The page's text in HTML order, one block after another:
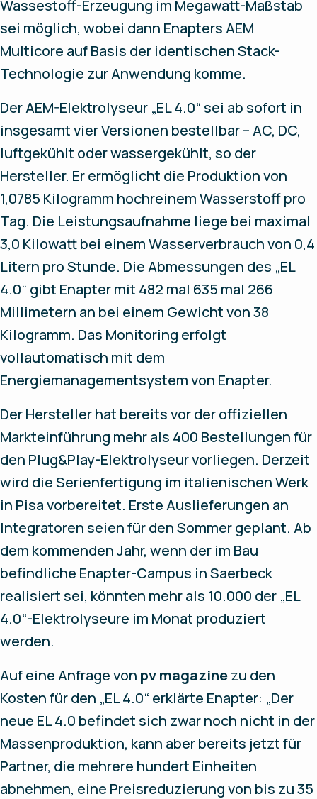
Wassestoff-Erzeugung im Megawatt-Maßstab
sei möglich, wobei dann Enapters AEM
Multicore auf Basis der identischen Stack-
Technologie zur Anwendung komme.
Der AEM-Elektrolyseur „EL 4.0“ sei ab sofort in
insgesamt vier Versionen bestellbar – AC, DC,
luftgekühlt oder wassergekühlt, so der
Hersteller. Er ermöglicht die Produktion von
1,0785 Kilogramm hochreinem Wasserstoff pro
Tag. Die Leistungsaufnahme liege bei maximal
3,0 Kilowatt bei einem Wasserverbrauch von 0,4
Litern pro Stunde. Die Abmessungen des „EL
4.0“ gibt Enapter mit 482 mal 635 mal 266
Millimetern an bei einem Gewicht von 38
Kilogramm. Das Monitoring erfolgt
vollautomatisch mit dem
Energiemanagementsystem von Enapter.
Der Hersteller hat bereits vor der offiziellen
Markteinführung mehr als 400 Bestellungen für
den Plug&Play-Elektrolyseur vorliegen. Derzeit
wird die Serienfertigung im italienischen Werk
in Pisa vorbereitet. Erste Auslieferungen an
Integratoren seien für den Sommer geplant. Ab
dem kommenden Jahr, wenn der im Bau
befindliche Enapter-Campus in Saerbeck
realisiert sei, könnten mehr als 10.000 der „EL
4.0“-Elektrolyseure im Monat produziert
werden.
Auf eine Anfrage von pv magazinezu den
Kosten für den „EL 4.0“ erklärte Enapter: „Der
neue EL 4.0 befindet sich zwar noch nicht in der
Massenproduktion, kann aber bereits jetzt für
Partner, die mehrere hundert Einheiten
abnehmen, eine Preisreduzierung von bis zu 35